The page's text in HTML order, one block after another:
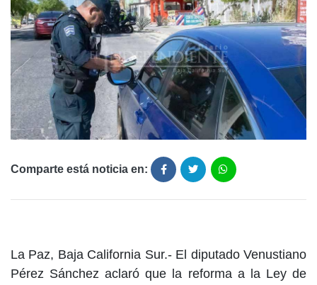
Comparte está noticia en:
La Paz, Baja California Sur.- El diputado Venustiano
Pérez Sánchez aclaró que la reforma a la Ley de